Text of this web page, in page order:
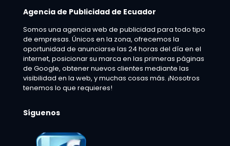
Agencia de Publicidad de Ecuador
Somos una agencia web de publicidad para todo tipo
de empresas. Únicos en la zona, ofrecemos la
oportunidad de anunciarse las 24 horas del día en el
internet, posicionar su marca en las primeras páginas
de Google, obtener nuevos clientes mediante las
visibilidad en la web, y muchas cosas más. ¡Nosotros
tenemos lo que requieres!
Síguenos